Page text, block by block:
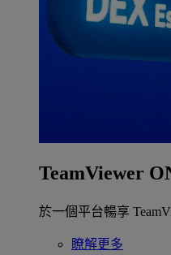
TeamViewer
於一個平台暢享
瞭解更多